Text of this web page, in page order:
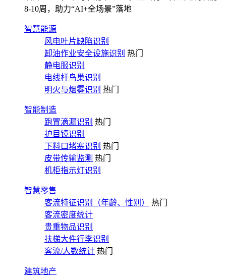
8-10周，助力“AI+全场景”落地
智慧能源
风电叶片缺陷识别
卸油作业安全设施识别 热门
静电服识别
电线杆鸟巢识别
明火与烟雾识别 热门
智能制造
跑冒滴漏识别 热门
护目镜识别
下料口堵塞识别 热门
皮带传输监测 热门
机柜指示灯识别
智慧零售
客流特征识别（年龄、性别）
热门
客流密度统计
贵重物品识别
扶梯大件行李识别
客流/人数统计 热门
建筑地产